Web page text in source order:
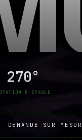
270°
D’ÉPAULE
DEMANDE SUR